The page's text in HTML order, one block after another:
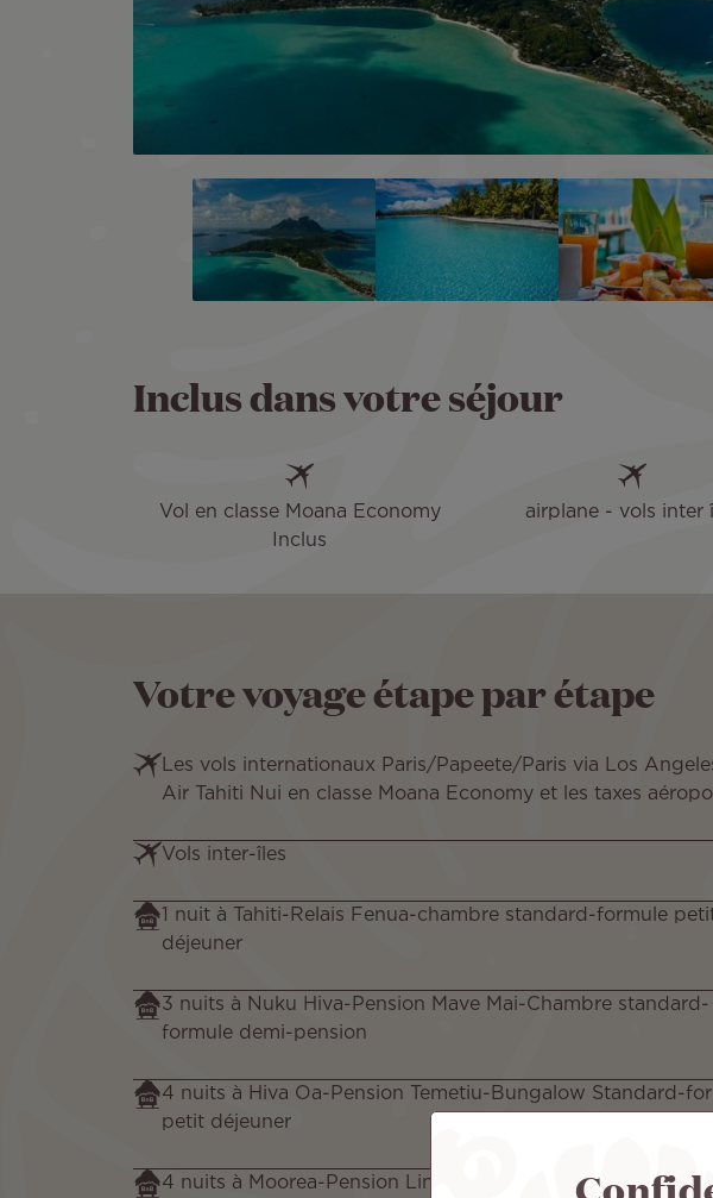
Inclus dans votre séjour
Vol en classe Moana Economy
Inclus
airplane - vols inter
Votre voyage étape par étape
Les vols internationaux Paris/Papeete/Paris via Los
Air Tahiti Nui en classe Moana Economy et les taxes
Vols inter-îles
1 nuit à Tahiti-Relais Fenua-chambre standard-formule
déjeuner
3 nuits à Nuku Hiva-Pension Mave Mai-Chambre standard-
formule demi-pension
4 nuits à Hiva Oa-Pension Temetiu-Bungalow Standard-
petit déjeuner
4 nuits à Moorea-Pension Linareva-Studio-formule petit